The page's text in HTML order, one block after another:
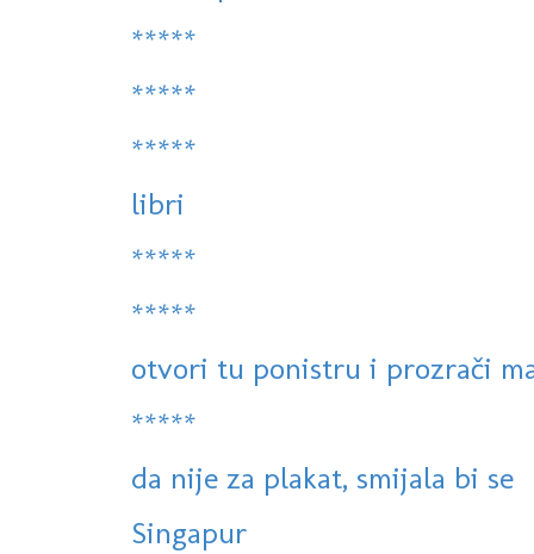
*****
*****
*****
libri
*****
*****
otvori tu ponistru i prozrači
*****
da nije za plakat, smijala bi se
Singapur